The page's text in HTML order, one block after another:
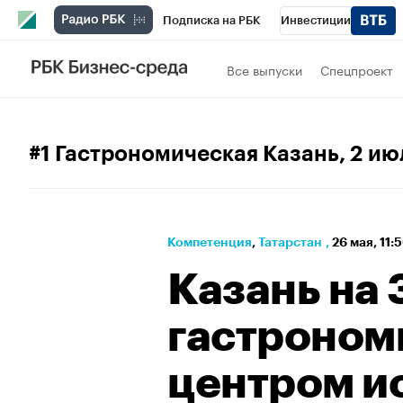
Подписка на РБК Инвестиции
РБК Вино Все выпуски Спецпроект
#1 Гастрономическая Казань, 2
Компетенция⁠, Татарстан , 26 мая,
Казань на
центром